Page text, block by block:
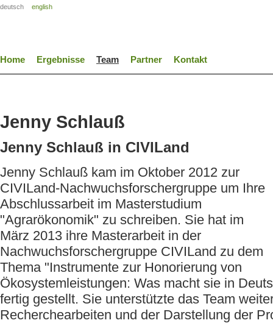
deutsch english
Home Ergebnisse Team Partner Kontakt
Jenny Schlauß
Jenny Schlauß in CIVILand
Jenny Schlauß kam im Oktober 2012 zur
CIVILand-Nachwuchsforschergruppe um Ihre
Abschlussarbeit im Masterstudium
"Agrarökonomik" zu schreiben. Sie hat im
März 2013 ihre Masterarbeit in der
Nachwuchsforschergruppe CIVILand zu dem
Thema "Instrumente zur Honorierung von
Ökosystemleistungen: Was macht sie in
fertig gestellt. Sie unterstützte das Team
Recherchearbeiten und der Darstellung der